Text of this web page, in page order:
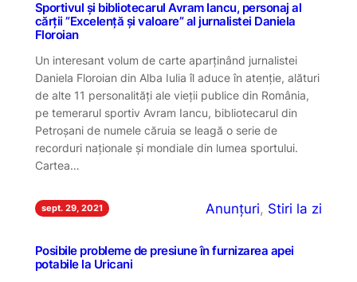
Sportivul și bibliotecarul Avram Iancu, personaj al
cărții ”Excelență și valoare” al jurnalistei Daniela
Floroian
Un interesant volum de carte aparținând jurnalistei
Daniela Floroian din Alba Iulia îl aduce în atenție, alături
de alte 11 personalități ale vieții publice din România,
pe temerarul sportiv Avram Iancu, bibliotecarul din
Petroșani de numele căruia se leagă o serie de
recorduri naționale și mondiale din lumea sportului.
Cartea…
sept. 29, 2021 Anunțuri, Stiri la zi
Posibile probleme de presiune în furnizarea apei
potabile la Uricani